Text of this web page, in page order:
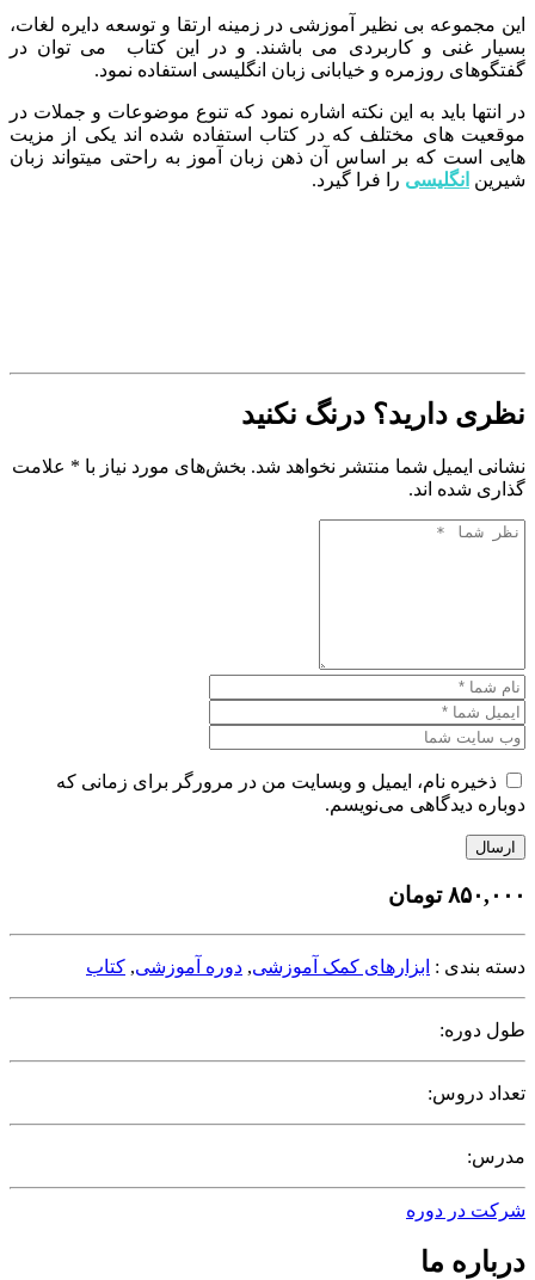
این مجموعه بی نظیر آموزشی در زمینه ارتقا و توسعه دایره لغات،
بسیار غنی و کاربردی می باشند. و در این کتاب
می توان در
گفتگوهای روزمره و خیابانی زبان انگلیسی استفاده نمود.
در انتها باید به این نکته اشاره نمود که تنوع موضوعات و جملات در
موقعیت های مختلف که در کتاب استفاده شده اند یکی از مزیت
هایی است که بر اساس آن ذهن زبان آموز به راحتی میتواند زبان
شیرین انگلیسی را فرا گیرد.
نظری دارید؟ درنگ نکنید
نشانی ایمیل شما منتشر نخواهد شد. بخش‌های مورد نیاز با * علامت
گذاری شده اند.
ذخیره نام، ایمیل و وبسایت من در مرورگر برای زمانی که
دوباره دیدگاهی می‌نویسم.
ارسال
۸۵۰,۰۰۰ تومان
دسته بندی : ابزارهای کمک آموزشی, دوره آموزشی, کتاب
طول دوره:
تعداد دروس:
مدرس:
شرکت در دوره
درباره ما